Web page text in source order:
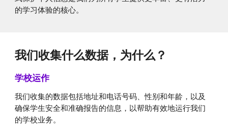
的学习体验的核心。
我们收集什么数据，为什么？
学校运作
我们收集的数据包括地址和电话号码、性别和年龄，以及
确保学生安全和准确报告的信息，以帮助有效地运行我们
的学校业务。